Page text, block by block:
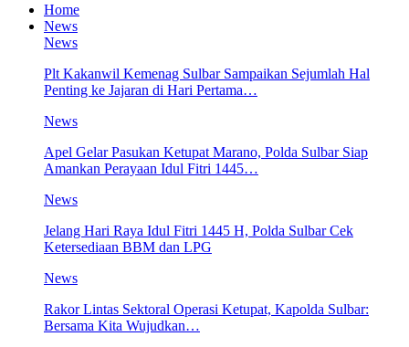
Home
News
News
Plt Kakanwil Kemenag Sulbar Sampaikan Sejumlah Hal
Penting ke Jajaran di Hari Pertama…
News
Apel Gelar Pasukan Ketupat Marano, Polda Sulbar Siap
Amankan Perayaan Idul Fitri 1445…
News
Jelang Hari Raya Idul Fitri 1445 H, Polda Sulbar Cek
Ketersediaan BBM dan LPG
News
Rakor Lintas Sektoral Operasi Ketupat, Kapolda Sulbar:
Bersama Kita Wujudkan…